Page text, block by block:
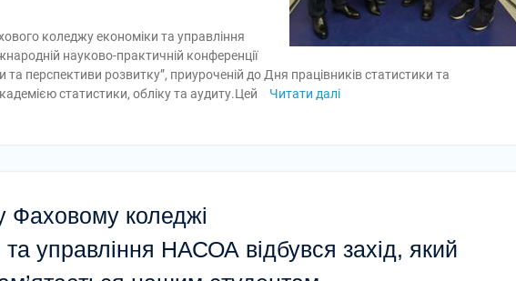
коледжу економіки та управління
науково-практичній конференції
перспективи розвитку”, приуроченій до Дня працівників статистики та
статистики, обліку та аудиту.Цей
Читати далі
Фаховому коледжі
та управління НАСОА відбувся захід, який